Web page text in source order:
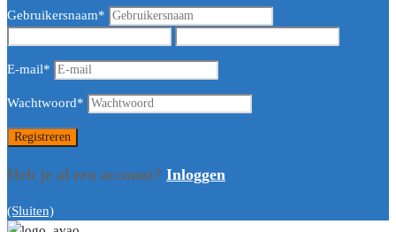
Gebruikersnaam*
E-mail*
Wachtwoord*
Heb je al een account? Inloggen
(Sluiten)